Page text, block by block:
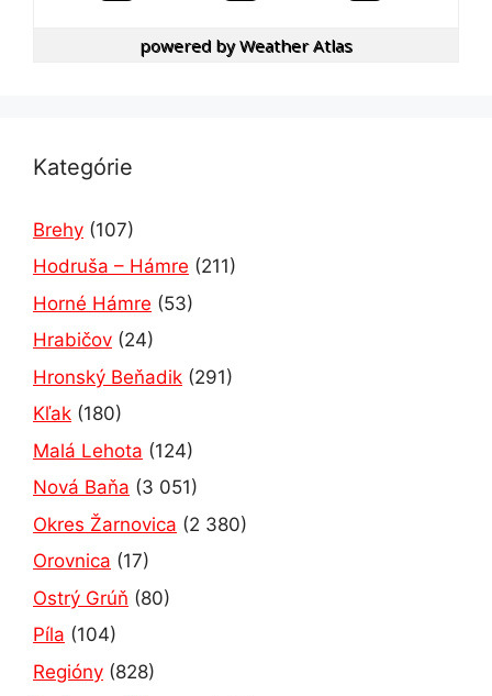
powered byWeather Atlas
Kategórie
Brehy (107)
Hodruša – Hámre (211)
Horné Hámre (53)
Hrabičov (24)
Hronský Beňadik (291)
Kľak (180)
Malá Lehota (124)
Nová Baňa (3 051)
Okres Žarnovica (2 380)
Orovnica (17)
Ostrý Grúň (80)
Píla (104)
Regióny (828)